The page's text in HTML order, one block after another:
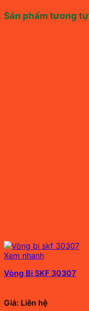
Sản phẩm tương tự
Xem nhanh
Vòng Bi SKF 30307
Giá: Liên hệ